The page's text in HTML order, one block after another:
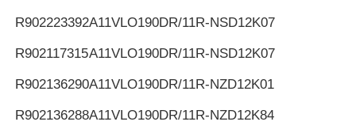
R902223392A11VLO190DR/11R-NSD12K07
R902117315A11VLO190DR/11R-NSD12K07
R902136290A11VLO190DR/11R-NZD12K01
R902136288A11VLO190DR/11R-NZD12K84